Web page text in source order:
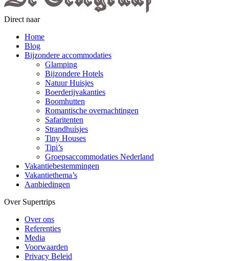
Direct naar
Home
Blog
Bijzondere accommodaties
Glamping
Bijzondere Hotels
Natuur Huisjes
Boerderijvakanties
Boomhutten
Romantische overnachtingen
Safaritenten
Strandhuisjes
Tiny Houses
Tipi’s
Groepsaccommodaties Nederland
Vakantiebestemmingen
Vakantiethema’s
Aanbiedingen
Over Supertrips
Over ons
Referenties
Media
Voorwaarden
Privacy Beleid